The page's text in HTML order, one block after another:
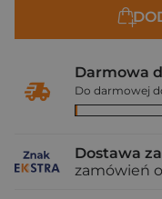
Darmowa
Do darmowej
Dostawa za
zamówień